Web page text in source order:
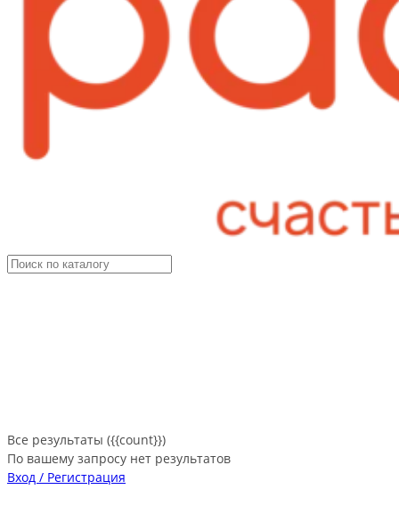
Все результаты ({{count}})
По вашему запросу нет результатов
Вход / Регистрация